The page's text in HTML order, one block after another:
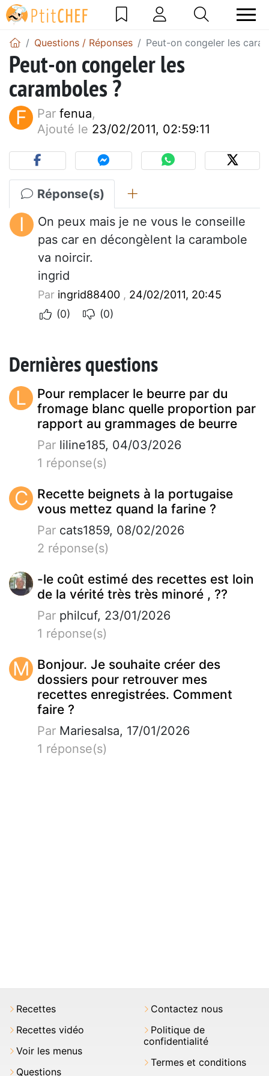
Questions / Réponses Peut-on congeler les
Peut-on congeler les
caramboles ?
F Par fenua,
Ajouté le 23/02/2011, 02:59:11
Réponse(s)
I
On peux mais je ne vous le conseille
pas car en décongèlent la carambole
va noircir.
ingrid
Par ingrid88400 , 24/02/2011, 20:45
(0)
(0)
Dernières questions
L
Pour remplacer le beurre par du
fromage blanc quelle proportion par
rapport au grammages de beurre
Par liline185, 04/03/2026
1 réponse(s)
C
Recette beignets à la portugaise
vous mettez quand la farine ?
Par cats1859, 08/02/2026
2 réponse(s)
-le coût estimé des recettes est loin
de la vérité très très minoré , ??
Par philcuf, 23/01/2026
1 réponse(s)
M Bonjour. Je souhaite créer des
dossiers pour retrouver mes
recettes enregistrées. Comment
faire ?
Par Mariesalsa, 17/01/2026
1 réponse(s)
Recettes
Recettes vidéo
Voir les menus
Questions
Contactez nous
Politique de
confidentialité
Termes et conditions